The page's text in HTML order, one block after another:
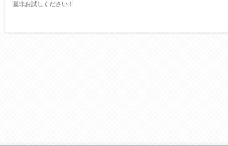
是非お試しください！